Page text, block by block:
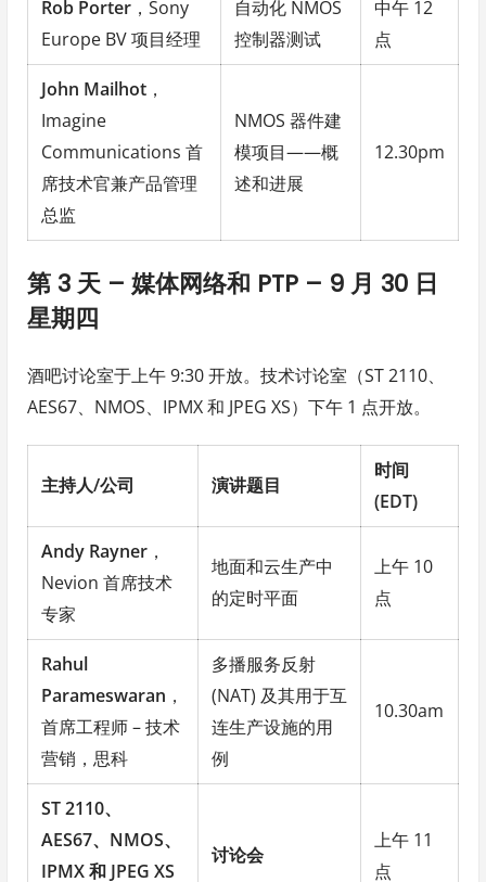
Rob Porter，Sony
Europe BV 项目经理
自动化 NMOS
控制器测试
中午 12
点
John Mailhot，
Imagine
Communications 首
席技术官兼产品管理
总监
NMOS 器件建
模项目——概
述和进展
12.30pm
第 3 天 – 媒体网络和 PTP – 9 月 30 日
星期四
酒吧讨论室于上午 9:30 开放。技术讨论室（ST 2110、
AES67、NMOS、IPMX 和 JPEG XS）下午 1 点开放。
主持人/公司 演讲题目
时间
(EDT)
Andy Rayner，
Nevion 首席技术
专家
地面和云生产中
的定时平面
上午 10
点
Rahul
Parameswaran ，
首席工程师 – 技术
营销，思科
多播服务反射
(NAT) 及其用于互
连生产设施的用
例
10.30am
ST 2110、
AES67、NMOS、
IPMX 和 JPEG XS
讨论会
上午 11
点